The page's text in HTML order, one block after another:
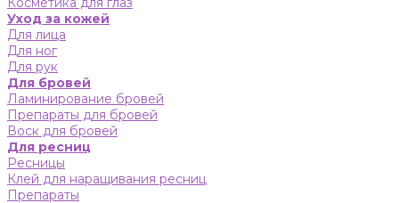
Уход за кожей
Для лица
Для ног
Для рук
Для бровей
Ламинирование бровей
Препараты для бровей
Воск для бровей
Для ресниц
Ресницы
Клей для наращивания ресниц
Препараты